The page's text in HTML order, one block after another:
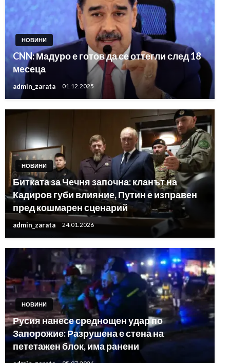
НОВИНИ
CNN: Мадуро е готов да се оттегли след 18
месеца
admin_zarata 01.12.2025
НОВИНИ
Битката за Чечня започна: кланът на
Кадиров губи влияние, Путин е изправен
пред кошмарен сценарий
admin_zarata 24.01.2026
НОВИНИ
Русия нанесе среднощен удар по
Запорожие: Разрушена е стена на
пететажен блок, има ранени